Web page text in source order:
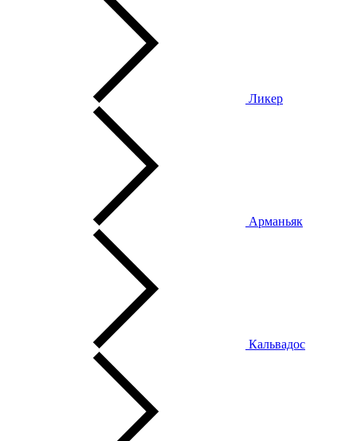
Ликер
Арманьяк
Кальвадос